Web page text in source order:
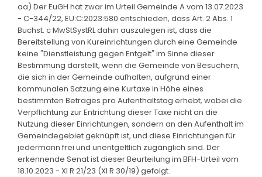
aa) Der EuGH hat zwar im Urteil Gemeinde A vom 13.07.2023
- C-344/22, EU:C:2023:580 entschieden, dass Art. 2 Abs. 1
Buchst. c MwStSystRL dahin auszulegen ist, dass die
Bereitstellung von Kureinrichtungen durch eine Gemeinde
keine "Dienstleistung gegen Entgelt" im Sinne dieser
Bestimmung darstellt, wenn die Gemeinde von Besuchern,
die sich in der Gemeinde aufhalten, aufgrund einer
kommunalen Satzung eine Kurtaxe in Höhe eines
bestimmten Betrages pro Aufenthaltstag erhebt, wobei die
Verpflichtung zur Entrichtung dieser Taxe nicht an die
Nutzung dieser Einrichtungen, sondern an den Aufenthalt im
Gemeindegebiet geknüpft ist, und diese Einrichtungen für
jedermann frei und unentgeltlich zugänglich sind. Der
erkennende Senat ist dieser Beurteilung im BFH-Urteil vom
18.10.2023 - XI R 21/23 (XI R 30/19) gefolgt.